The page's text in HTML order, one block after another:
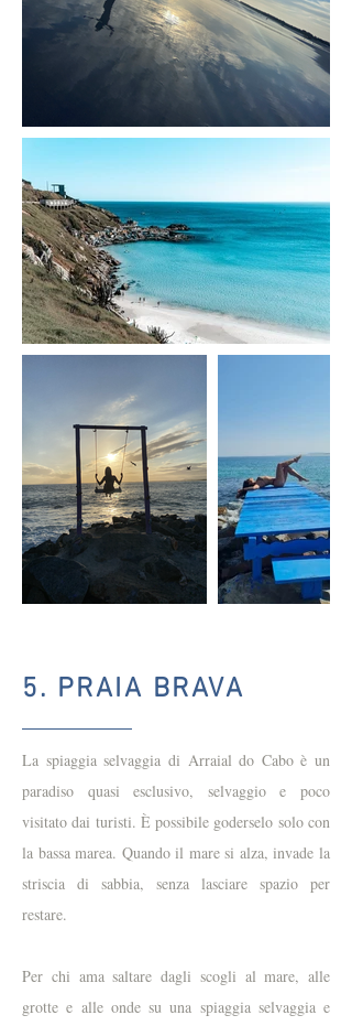
5. PRAIA BRAVA
La spiaggia selvaggia di Arraial do Cabo è un
paradiso quasi esclusivo, selvaggio e poco
visitato dai turisti. È possibile goderselo solo con
la bassa marea. Quando il mare si alza, invade la
striscia di sabbia, senza lasciare spazio per
restare.
Per chi ama saltare dagli scogli al mare, alle
grotte e alle onde su una spiaggia selvaggia e